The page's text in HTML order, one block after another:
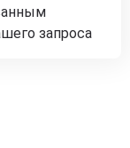
запроса